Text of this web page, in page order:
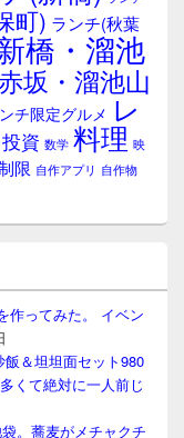
町) ランチ(秋葉
橋・溜池
坂・溜池山
チ限定グルメ レ
投資 数学 料理 映
限 自作アプリ 自作物
作ってみた。 イベン
＆坦坦面セット980
くて絶対に一人前じ
。蕎麦がメチャクチ